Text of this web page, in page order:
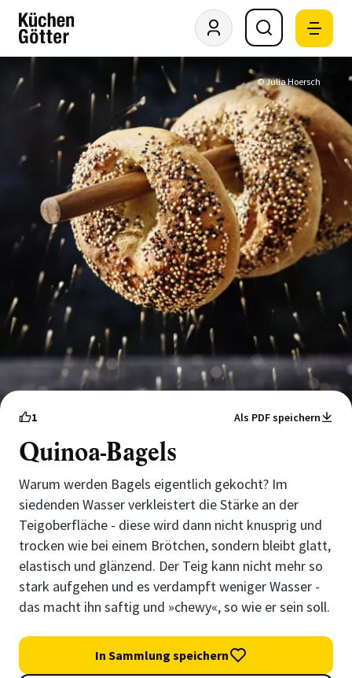
© Julia Hoersch
1 Als PDF speichern
Quinoa-Bagels
Warum werden Bagels eigentlich gekocht? Im
siedenden Wasser verkleistert die Stärke an der
Teigoberfläche - diese wird dann nicht knusprig und
trocken wie bei einem Brötchen, sondern bleibt glatt,
elastisch und glänzend. Der Teig kann nicht mehr so
stark aufgehen und es verdampft weniger Wasser -
das macht ihn saftig und »chewy«, so wie er sein soll.
In Sammlung speichern